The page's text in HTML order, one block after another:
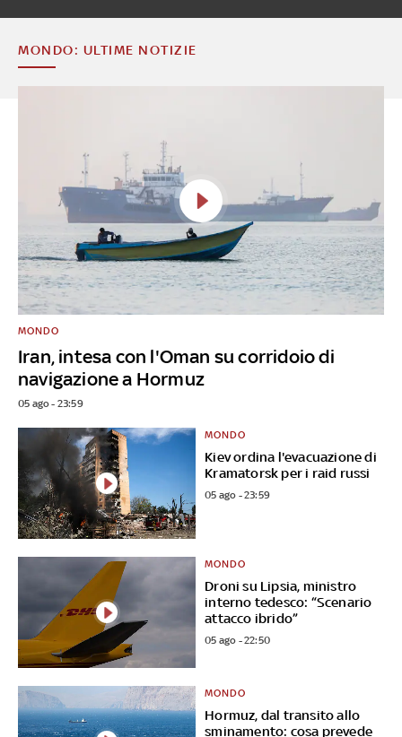
MONDO: ULTIME NOTIZIE
Iran, intesa con l'Oman su corridoio di
navigazione a Hormuz
MONDO
05 ago - 23:59
Kiev ordina l'evacuazione di
Kramatorsk per i raid russi
MONDO
05 ago - 23:59
Droni su Lipsia, ministro
interno tedesco: “Scenario
attacco ibrido”
MONDO
05 ago - 22:50
Hormuz, dal transito allo
sminamento: cosa prevede
MONDO